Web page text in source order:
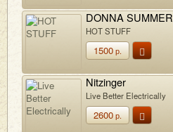
DONNA SUMMER
HOT STUFF
1500р.
Nitzinger
Live Better Electrically
2600р.